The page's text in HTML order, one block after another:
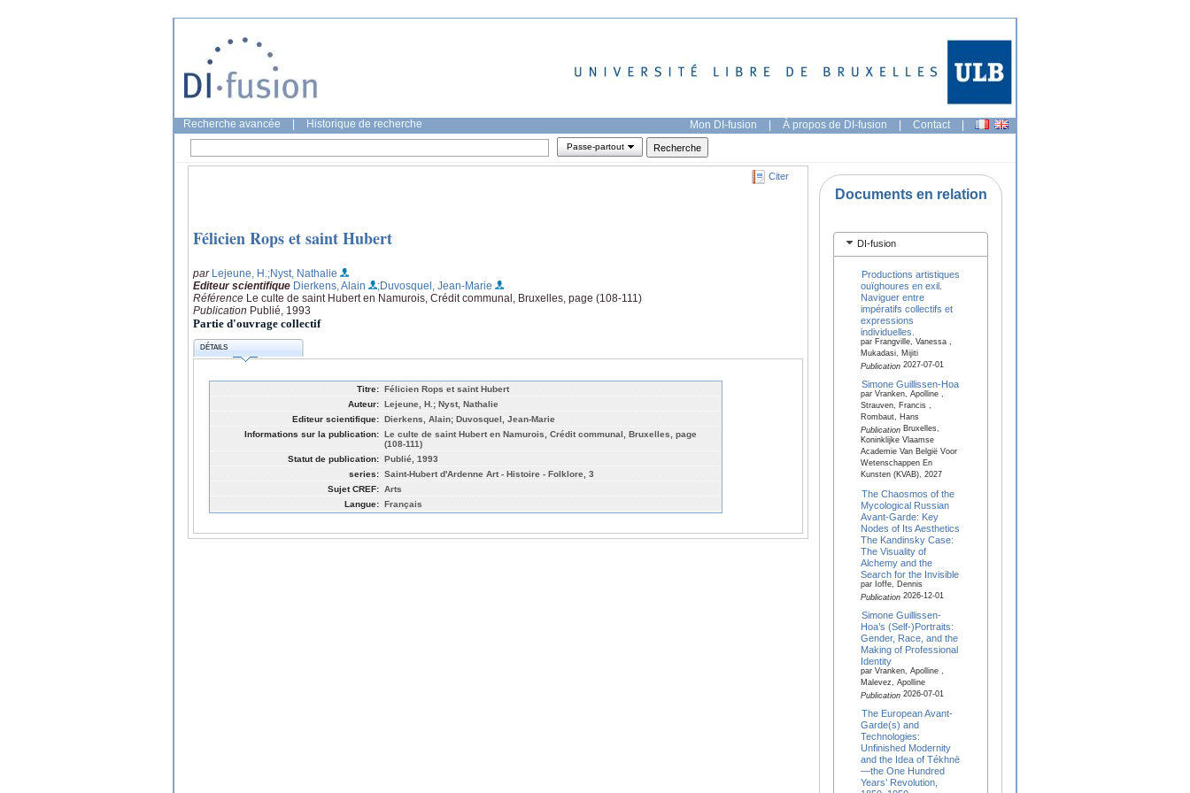
Recherche avancée Historique de recherche Mon DI-fusion | À propos de DI-fusion | Contact |
Passe-partout
Citer
Félicien Rops et saint Hubert
par Lejeune, H. ;Nyst, Nathalie
Editeur scientifique Dierkens, Alain
;Duvosquel, Jean-Marie
Référence Le culte de saint Hubert en Namurois, Crédit communal, Bruxelles, page (108-111)
Publication Publié, 1993
Partie d'ouvrage collectif
DÉTAILS
Titre: Félicien Rops et saint Hubert
Auteur: Lejeune, H.; Nyst, Nathalie
Editeur scientifique: Dierkens, Alain; Duvosquel, Jean-Marie
Informations sur la publication: Le culte de saint Hubert en Namurois, Crédit communal, Bruxelles, page
(108-111)
Statut de publication: Publié, 1993
series: Saint-Hubert d'Ardenne Art - Histoire - Folklore, 3
Sujet CREF: Arts
Langue: Français
Documents en relation
DI-fusion
Productions artistiques
ouïghoures en exil.
Naviguer entre
impératifs collectifs et
expressions
individuelles.
par Frangville, Vanessa ,
Mukadasi, Mijiti
Publication2027-07-01
Simone Guillissen-Hoa
par Vranken, Apolline ,
Strauven, Francis ,
Rombaut, Hans
PublicationBruxelles,
Koninklijke Vlaamse
Academie Van België Voor
Wetenschappen En
Kunsten (KVAB), 2027
The Chaosmos of the
Mycological Russian
Avant-Garde: Key
Nodes of Its Aesthetics
The Kandinsky Case:
The Visuality of
Alchemy and the
Search for the Invisible
par Ioffe, Dennis
Publication2026-12-01
Simone Guillissen-
Hoa’s (Self-)Portraits:
Gender, Race, and the
Making of Professional
Identity
par Vranken, Apolline ,
Malevez, Apolline
Publication2026-07-01
The European Avant-
Garde(s) and
Technologies:
Unfinished Modernity
and the Idea of Tékhnē
—the One Hundred
Years’ Revolution,